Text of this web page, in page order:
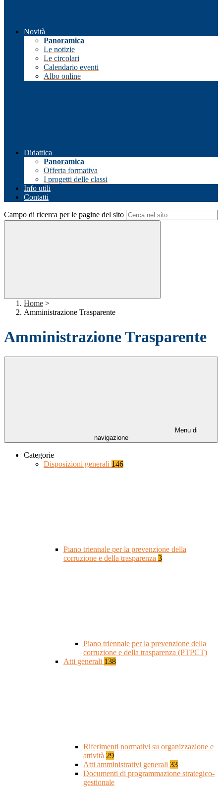
Novità
Panoramica
Le notizie
Le circolari
Calendario eventi
Albo online
Didattica
Panoramica
Offerta formativa
I progetti delle classi
Info utili
Contatti
Campo di ricerca per le pagine del sito
Home >
Amministrazione Trasparente
Amministrazione Trasparente
Menu di
navigazione
Categorie
Disposizioni generali 146
Piano triennale per la prevenzione della
corruzione e della trasparenza 3
Piano triennale per la prevenzione della
corruzione e della trasparenza (PTPCT)
Atti generali 138
Riferimenti normativi su organizzazione e
attività 29
Atti amministrativi generali 33
Documenti di programmazione strategico-
gestionale